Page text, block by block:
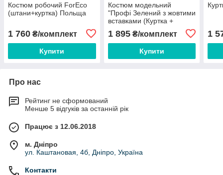
Костюм робочий ForEco
(штани+куртка) Польща
1 760 ₴/комплект
Купити
Костюм модельний
"Профі Зелений з жовтими
вставками (Куртка +
1 895₴/комплект
Купити
1
Про нас
Рейтинг не сформований
Менше 5 відгуків за останній рік
Працює з 12.06.2018
м. Дніпро
ул. Каштановая, 4б, Дніпро, Україна
Контакти